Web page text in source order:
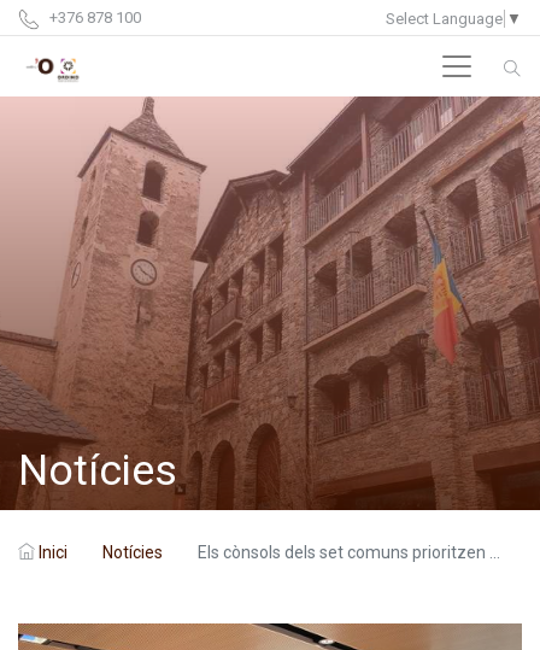
+376 878 100 Select Language ▼
Notícies
Inici Notícies Els cònsols dels set comuns prioritzen ...